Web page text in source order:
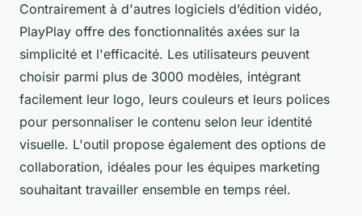
Contrairement à d'autres logiciels d’édition vidéo,
PlayPlay offre des fonctionnalités axées sur la
simplicité et l'efficacité. Les utilisateurs peuvent
choisir parmi plus de 3000 modèles, intégrant
facilement leur logo, leurs couleurs et leurs polices
pour personnaliser le contenu selon leur identité
visuelle. L'outil propose également des options de
collaboration, idéales pour les équipes marketing
souhaitant travailler ensemble en temps réel.